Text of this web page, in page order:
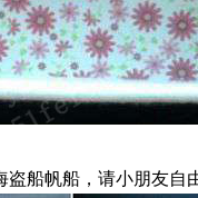
船帆船，请小朋友自